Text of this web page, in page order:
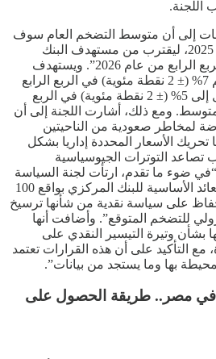
اللجنة.
إلى أن متوسط التضخم العام سوف
يسجل حوالي 14% في عام 2025، ليقترب من مستهدف البنك
المركزي المصري بحلول الربع الرابع من عام 2026”. ويستهدف
البنك المركزي معدل تضخم 7% (± 2 نقطة مئوية) في الربع الرابع
من عام 2026، على أن يصل إلى 5% (± 2 نقطة مئوية) في الربع
2028، في المتوسط. ومع ذلك، أشارت اللجنة إلى أن
لمخاطر صعودية من الناحيتين
تحريك الأسعار المحددة إداريا بشكل
تصاعد التوترات الجيوسياسية
“في ضوء ما تقدم، ارتأت لجنة السياسة
النقدية أن خفض معدلات العائد الأساسية للبنك المركزي بواقع 100
على سياسة نقدية من شأنها ترسيخ
للتضخم المتوقع”. وأضافت أنها
بشأن وتيرة التيسير النقدي على
التأكيد على أن هذه القرارات تعتمد
بها وما يستجد من بيانات”.
في مصر.. طريقة الحصول على